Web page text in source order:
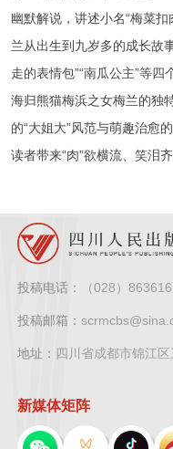
幽默解说，讲述小名“梅菜
兰从出生到九岁多的成长故
走的表情包”“南瓜公主”等四
海归熊猫梅浜之女梅兰的独
的“大姐大”风范与萌趣治愈
读者带来“肉”欲横流、笑泪
投稿电话： （028）
投稿邮箱：
地址： 四川省成都市锦江
新媒体矩阵